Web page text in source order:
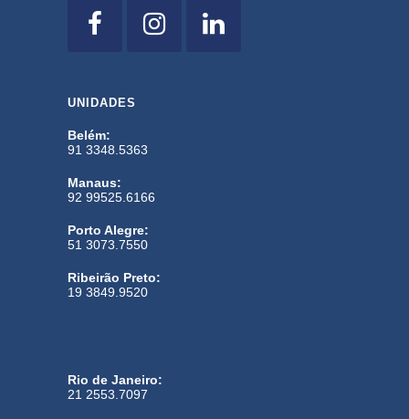
UNIDADES
Belém:
91 3348.5363
Manaus:
92 99525.6166
Porto Alegre:
51 3073.7550
Ribeirão Preto:
19 3849.9520
Rio de Janeiro:
21 2553.7097